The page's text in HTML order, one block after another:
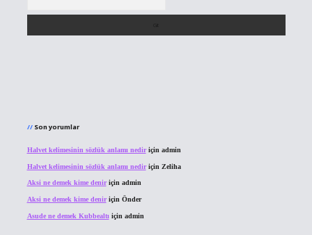
Son yorumlar
Halvet kelimesinin sözlük anlamı nediriçin admin
Halvet kelimesinin sözlük anlamı nediriçin Zeliha
Aksi ne demek kime deniriçin admin
Aksi ne demek kime deniriçin Önder
Asude ne demek Kubbealtı için admin